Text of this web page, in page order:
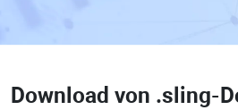
Download von .sling-